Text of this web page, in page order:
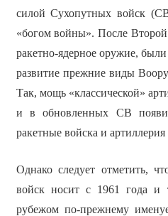
силой Сухопутных войск
«богом войны». После
ракетно-ядерное оружие,
развитие прежние виды
Так, мощь «классической»
и в обновленных СВ
ракетные войска и
Однако следует отметить,
войск носит с 1961 года
рубежом по-прежнему